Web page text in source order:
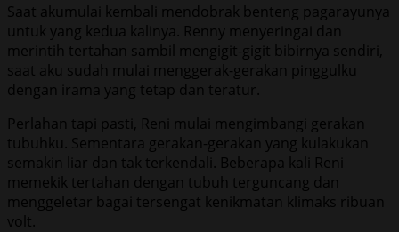
Saat akumulai kembali mendobrak benteng pagarayunya
untuk yang kedua kalinya. Renny menyeringai dan
merintih tertahan sambil mengigit-gigit bibirnya sendiri,
saat aku sudah mulai menggerak-gerakan pinggulku
dengan irama yang tetap dan teratur.
Perlahan tapi pasti, Reni mulai mengimbangi gerakan
tubuhku. Sementara gerakan-gerakan yang kulakukan
semakin liar dan tak terkendali. Beberapa kali Reni
memekik tertahan dengan tubuh terguncang dan
menggeletar bagai tersengat kenikmatan klimaks ribuan
volt.